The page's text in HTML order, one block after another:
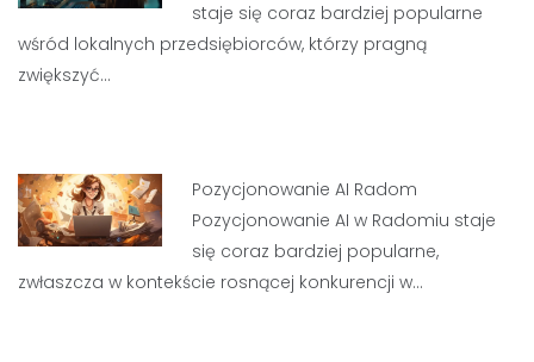
staje się coraz bardziej popularne
wśród lokalnych przedsiębiorców, którzy pragną
zwiększyć…
Pozycjonowanie AI Radom
Pozycjonowanie AI w Radomiu staje
się coraz bardziej popularne,
zwłaszcza w kontekście rosnącej konkurencji w…